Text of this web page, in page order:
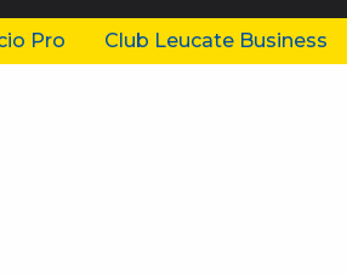
Pro Club Leucate Business